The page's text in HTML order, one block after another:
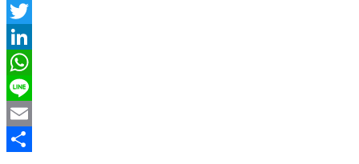
Facebook
Twitter
LinkedIn
WhatsApp
Line
Email